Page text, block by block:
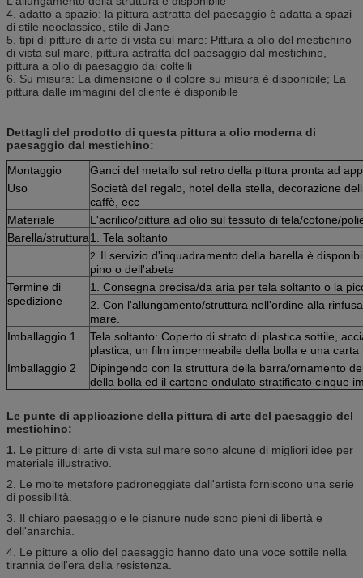
4. adatto a spazio: la pittura astratta del paesaggio è adatta a spazi
di stile neoclassico, stile di Jane
5. tipi di pitture di arte di vista sul mare: Pittura a olio del mestichino
di vista sul mare , pittura astratta del paesaggio dal mestichino,
pittura a olio di paesaggio dai coltelli
6. Su misura: La dimensione o il colore su misura è disponibile; La
pittura dalle immagini del cliente è disponibile
Dettagli del prodotto di questa pittura a olio moderna di
paesaggio dal mestichino:
Montaggio
Ganci del metallo sul retro della pittura pronta ad
Uso
Società del regalo, hotel della stella, decorazione
caffè, ecc
Materiale
L'acrilico/pittura ad olio sul tessuto di tela/cotone/
Barella/struttura1. Tela soltanto
2. Il servizio d'inquadramento della barella è
pino o dell'abete
Termine di
spedizione
1. Consegna precisa/da aria per tela soltanto o la
2. Con l'allungamento/struttura nell'ordine alla
mare.
Imballaggio 1
Tela soltanto: Coperto di strato di plastica sottile,
plastica, un film impermeabile della bolla e una
Imballaggio 2
Dipingendo con la struttura della barra/ornamento
della bolla ed il cartone ondulato stratificato cinque
Le punte di applicazione della pittura di arte del paesaggio del
mestichino:
1. Le pitture di arte di vista sul mare sono alcune di migliori idee per
materiale illustrativo.
2. Le molte metafore padroneggiate dall'artista forniscono una serie
di possibilità.
3. Il chiaro paesaggio e le pianure nude sono pieni di libertà e
dell'anarchia.
4. Le pitture a olio del paesaggio hanno dato una voce sottile nella
tirannia dell'era della resistenza.